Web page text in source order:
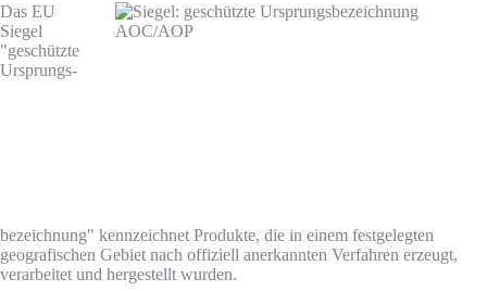
Das EU
Siegel
"geschützte
Ursprungs­
bezeichnung" kennzeichnet Produkte, die in einem festgelegten
geografischen Gebiet nach offiziell anerkannten Verfahren erzeugt,
verarbeitet und hergestellt wurden.